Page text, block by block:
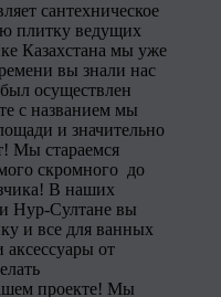
сантехническое
плитку ведущих
Казахстана мы уже
вы знали нас
осуществлен
с названием мы
и значительно
Мы стараемся
скромного до
В наших
Нур-Султане вы
и все для ванных
от
проекте! Мы